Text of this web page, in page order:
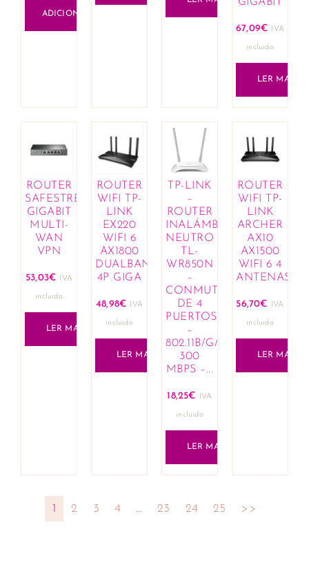
ADICIONAR
67,09€ IVA
incluido
LER MAIS
ROUTER
SAFESTREAM
GIGABIT
MULTI-
WAN
VPN
53,03€ IVA
incluido
LER MAIS
ROUTER
WIFI TP-
LINK
EX220
WIFI 6
AX1800
DUALBAND
4P GIGA
48,98€ IVA
incluido
LER MAIS
TP-LINK
–
ROUTER
INALÁMBRICO
NEUTRO
TL-
WR850N
–
CONMUTADOR
DE 4
PUERTOS
–
802.11B/G/N
300
MBPS –...
18,25€ IVA
incluido
LER MAIS
ROUTER
WIFI TP-
LINK
ARCHER
AX10
AX1500
WIFI 6 4
ANTENAS
56,70€ IVA
incluido
LER MAIS
1 2 3 4 … 23 24 25 >>